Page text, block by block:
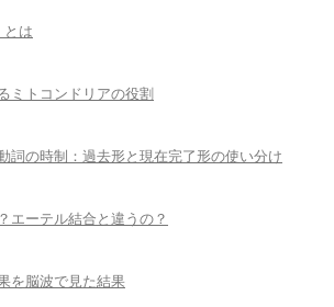
とは
ミトコンドリアの役割
詞の時制：過去形と現在完了形の使い分け
エーテル結合と違うの？
を脳波で見た結果